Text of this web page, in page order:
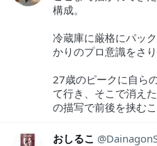
構成。
冷蔵庫に厳格にパッ
かりのプロ意識をさり
27歳のピークに自ら
て行き、そこで消え
の描写で前後を挟む
おしるこ